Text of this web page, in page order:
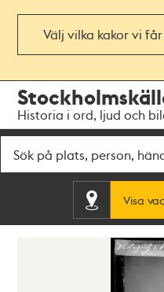
Välj vilka kakor vi
navigationen
huvudinnehållet
Historia i ord, ljud och
Visa